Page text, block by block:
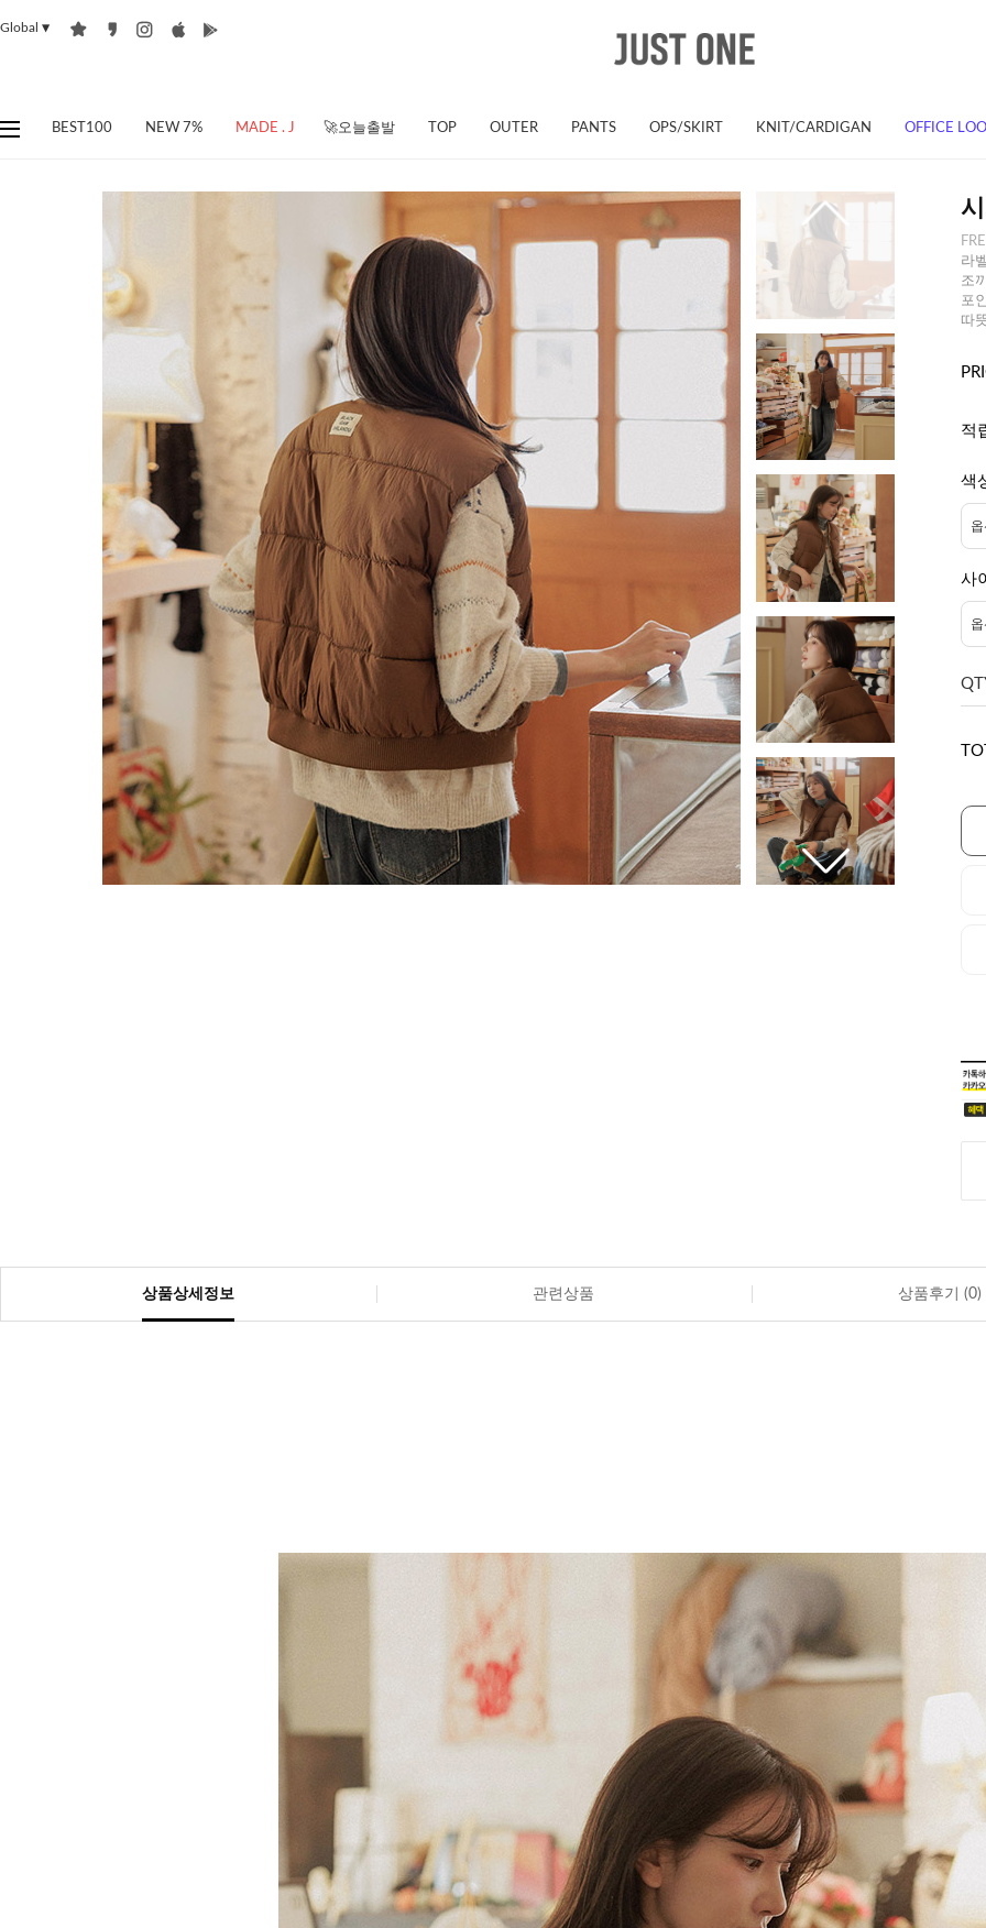
Global ▼
BEST100 NEW 7% MADE . J 🚀오늘출발 TOP OUTER PANTS OPS/SKIRT KNIT/CARDIGAN OFFICE
라
조
포
따
적
색
사
상품상세정보 관련상품 상품후기 (0)